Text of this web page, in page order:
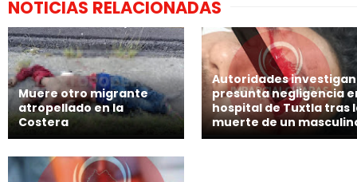
NOTICIAS RELACIONADAS
Muere otro migrante
atropellado en la
Costera
Autoridades investigan
presunta negligencia
hospital de Tuxtla tras
muerte de un